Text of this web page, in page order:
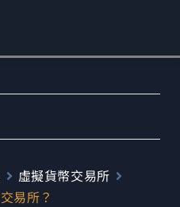
虛擬貨幣交易所
易所？